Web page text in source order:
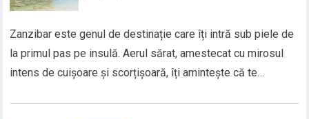
Zanzibar este genul de destinație care îți intră sub piele de
la primul pas pe insulă. Aerul sărat, amestecat cu mirosul
intens de cuișoare și scorțișoară, îți amintește că te…